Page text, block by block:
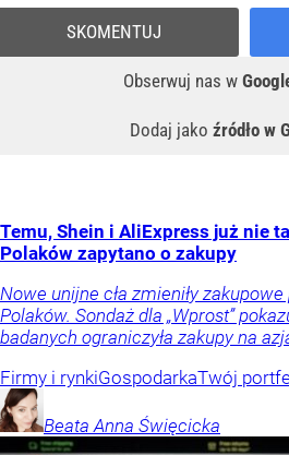
Obserwuj nas w
Dodaj jako źródło w
SKOMENTUJ
Temu, Shein i AliExpress już nie
Polaków zapytano o zakupy
Nowe unijne cła zmieniły
Polaków. Sondaż dla „Wprost”
badanych ograniczyła zakupy na
Firmy i rynkiGospodarkaTwój
Beata Anna Święcicka